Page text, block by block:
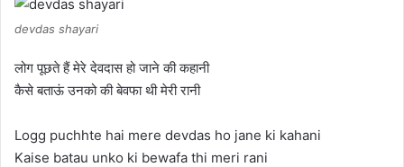
devdas shayari
लोग पूछते हैं मेरे देवदास हो जाने की कहानी
कैसे बताऊं उनको की बेवफा थी मेरी रानी
Logg puchhte hai mere devdas ho jane ki kahani
Kaise batau unko ki bewafa thi meri rani